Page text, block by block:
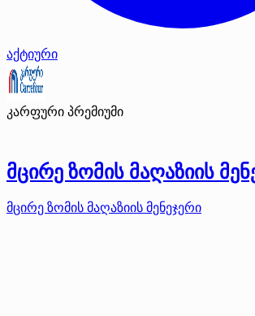
აქტიური
კარფური პრემიუმი
მცირე ზომის მაღაზიის
მცირე ზომის მაღაზიის მენეჯერი